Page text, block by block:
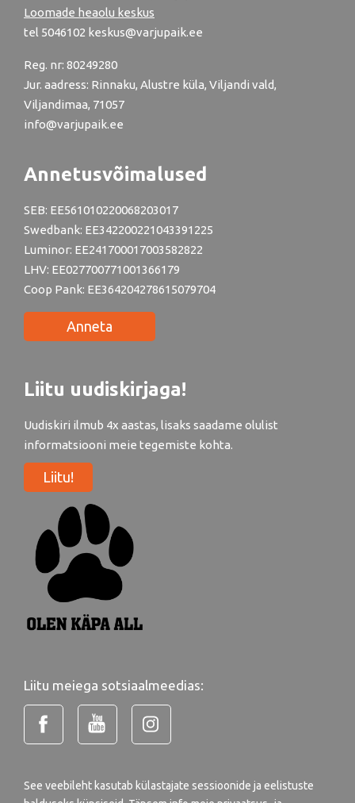
Loomade heaolu keskus
tel 5046102 keskus@varjupaik.ee
Reg. nr: 80249280
Jur. aadress: Rinnaku, Alustre küla, Viljandi vald,
Viljandimaa, 71057
info@varjupaik.ee
Annetusvõimalused
SEB: EE561010220068203017
Swedbank: EE342200221043391225
Luminor: EE241700017003582822
LHV: EE027700771001366179
Coop Pank: EE364204278615079704
Anneta
Liitu uudiskirjaga!
Uudiskiri ilmub 4x aastas, lisaks saadame olulist
informatsiooni meie tegemiste kohta.
Liitu!
Liitu meiega sotsiaalmeedias:
See veebileht kasutab külastajate sessioonide ja eelistuste